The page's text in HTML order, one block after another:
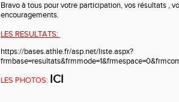
Bravo à tous pour votre participation, vos résultats ,
encouragements.
LES RESULTATS:
https://bases.athle.fr/asp.net/liste.aspx?
LES PHOTOS: ICI